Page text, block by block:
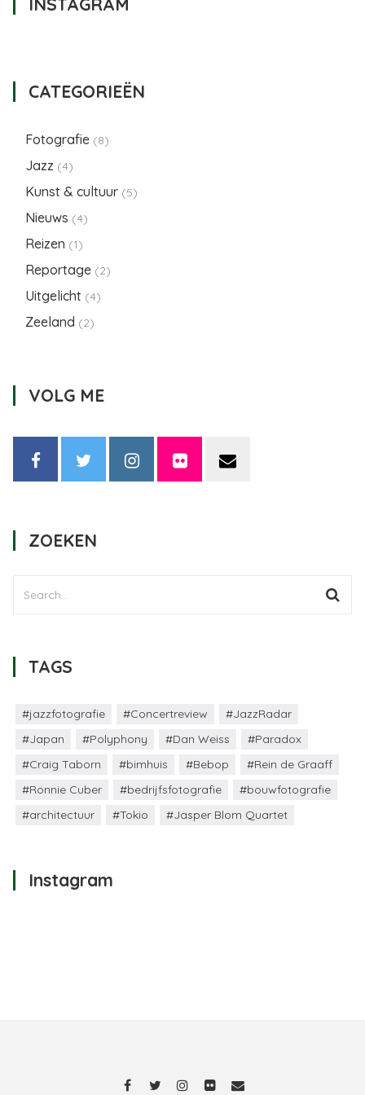
CATEGORIEËN
Fotografie (8)
Jazz (4)
Kunst & cultuur (5)
Nieuws (4)
Reizen (1)
Reportage (2)
Uitgelicht (4)
Zeeland (2)
VOLG ME
ZOEKEN
TAGS
#jazzfotografie #Concertreview
#JazzRadar
#Japan
#Polyphony #Dan Weiss
#Paradox
#Craig Taborn
#bimhuis #Bebop
#Rein de Graaff
#Ronnie Cuber
#bedrijfsfotografie
#bouwfotografie
#architectuur
#Tokio #Jasper Blom Quartet
Instagram